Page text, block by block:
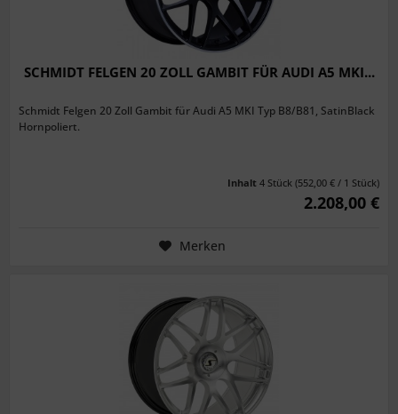
SCHMIDT FELGEN 20 ZOLL GAMBIT FÜR AUDI A5 MKI...
Schmidt Felgen 20 Zoll Gambit für Audi A5 MKI Typ B8/B81, SatinBlack
Hornpoliert.
Inhalt 4 Stück (552,00 € / 1 Stück)
2.208,00 €
Merken